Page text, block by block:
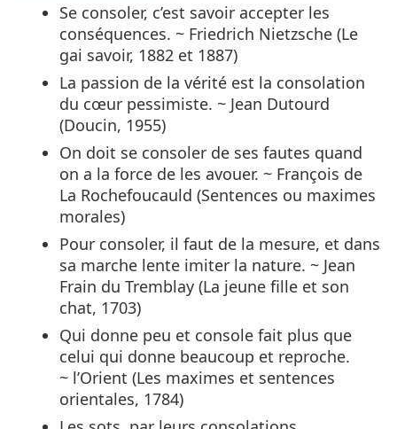
Se consoler, c’est savoir accepter les
conséquences. ~ Friedrich Nietzsche (Le
gai savoir, 1882 et 1887)
La passion de la vérité est la consolation
du cœur pessimiste. ~ Jean Dutourd
(Doucin, 1955)
On doit se consoler de ses fautes quand
on a la force de les avouer. ~ François de
La Rochefoucauld (Sentences ou maximes
morales)
Pour consoler, il faut de la mesure, et dans
sa marche lente imiter la nature. ~ Jean
Frain du Tremblay (La jeune fille et son
chat, 1703)
Qui donne peu et console fait plus que
celui qui donne beaucoup et reproche.
~ l’Orient (Les maximes et sentences
orientales, 1784)